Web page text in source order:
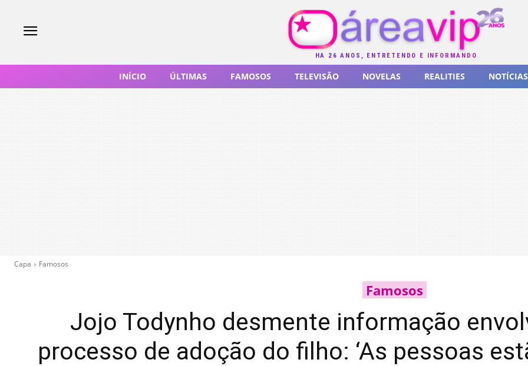
HÁ 26 ANOS, ENTRETENDO E INFORMANDO
INÍCIO ÚLTIMAS FAMOSOS TELEVISÃO NOVELAS REALITIES NOTÍCIAS
Capa Famosos
Famosos
Jojo Todynho desmente informação
processo de adoção do filho: ‘As pessoas